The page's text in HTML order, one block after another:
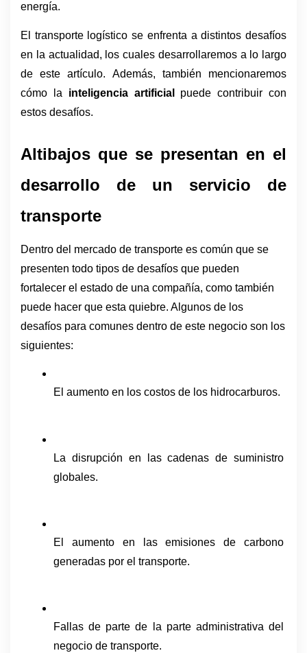
energía.
El transporte logístico se enfrenta a distintos desafíos
en la actualidad, los cuales desarrollaremos a lo largo
de este artículo. Además, también mencionaremos
cómo la inteligencia artificial
puede contribuir con
estos desafíos.
Altibajos que se presentan en el
desarrollo de un servicio de
transporte
Dentro del mercado de transporte es común que se
presenten todo tipos de desafíos que pueden
fortalecer el estado de una compañía, como también
puede hacer que esta quiebre. Algunos de los
desafíos para comunes dentro de este negocio son los
siguientes:
El aumento en los costos de los hidrocarburos.
La disrupción en las cadenas de suministro
globales.
El aumento en las emisiones de carbono
generadas por el transporte.
Fallas de parte de la parte administrativa del
negocio de transporte.